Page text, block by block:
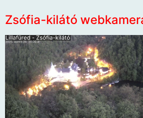
Zsófia-kilátó